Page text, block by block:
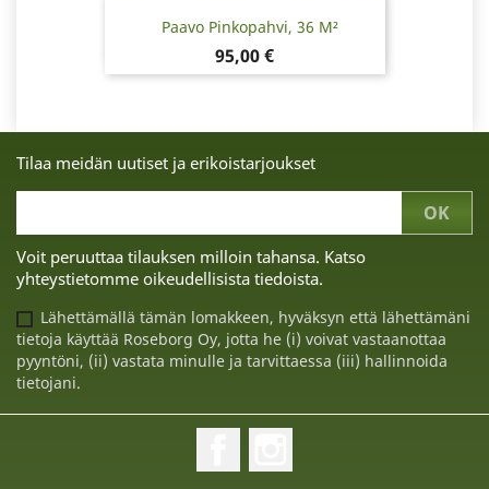
Paavo Pinkopahvi, 36 M²
Hinta
95,00 €
Tilaa meidän uutiset ja erikoistarjoukset
Voit peruuttaa tilauksen milloin tahansa. Katso
yhteystietomme oikeudellisista tiedoista.
Lähettämällä tämän lomakkeen, hyväksyn että lähettämäni
tietoja käyttää Roseborg Oy, jotta he (i) voivat vastaanottaa
pyyntöni, (ii) vastata minulle ja tarvittaessa (iii) hallinnoida
tietojani.